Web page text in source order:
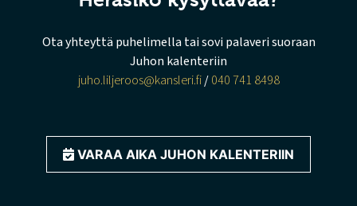
Ota yhteyttä puhelimella tai sovi palaveri suoraan
Juhon kalenteriin
juho.liljeroos@kansleri.fi/040 741 8498
VARAA AIKA JUHON KALENTERIIN